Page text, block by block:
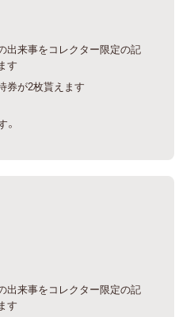
出来事をコレクター限定の記
す
券が2枚貰えます
出来事をコレクター限定の記
す